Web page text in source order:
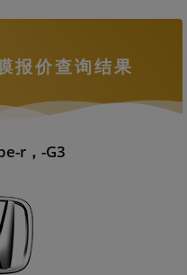
报价查询结果
r，-G3